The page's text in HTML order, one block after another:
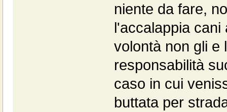
niente da fare,
l'accalappia cani
volontà non gli e
responsabilità
caso in cui
buttata per